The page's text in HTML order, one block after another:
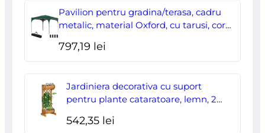
a
fost:
este:
178,00 lei.
Pavilion pentru gradina/terasa, cadru
metalic, material Oxford, cu tarusi, corzi
2.95×2.95×2.55 m
797,19 lei
Jardiniera decorativa cu suport
pentru plante cataratoare, lemn, 2
542,35 lei